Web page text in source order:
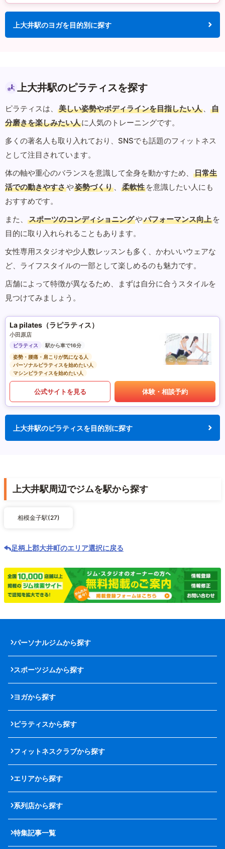
上大井駅のヨガを目的別に探す
上大井駅のピラティスを探す
ピラティスは、 美しい姿勢やボディラインを目指したい人 、
自
分磨きを楽しみたい人に人気のトレーニングです。
多くの著名人も取り入れており、SNSでも話題のフィットネス
として注目されています。
体の軸や重心のバランスを意識して全身を動かすため、
日常生
活での動きやすさや姿勢づくり 、 柔軟性 を意識したい人にも
おすすめです。
また、
スポーツのコンディショニングやパフォーマンス向上 を
目的に取り入れられることもあります。
女性専用スタジオや少人数レッスンも多く、かわいいウェアな
ど、ライフスタイルの一部として楽しめるのも魅力です。
店舗によって特徴が異なるため、まずは自分に合うスタイルを
見つけてみましょう。
La pilates（ラピラティス）
小田原店
ピラティス
駅から車で16分
姿勢・腰痛・肩こりが気になる人
パーソナルピラティスを始めたい人
マシンピラティスを始めたい人
公式サイトを見る 体験・相談予約
上大井駅のピラティスを目的別に探す
上大井駅周辺でジムを駅から探す
相模金子駅(27)
足柄上郡大井町のエリア選択に戻る
パーソナルジムから探す
スポーツジムから探す
ヨガから探す
ピラティスから探す
フィットネスクラブから探す
エリアから探す
系列店から探す
特集記事一覧